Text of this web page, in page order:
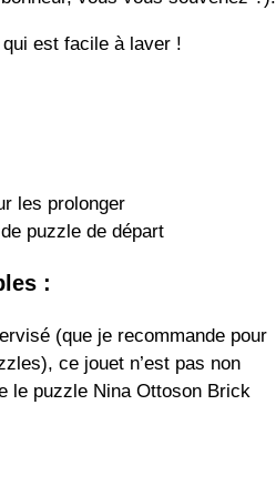
puzzle de départ
ce jouet n’est pas non
le puzzle Nina Ottoson Brick
à ajouter à la boîte à jouets de
mentale pendant le